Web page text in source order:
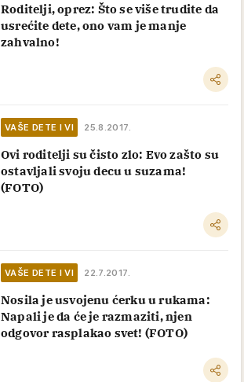
Roditelji, oprez: Što se više trudite da
usrećite dete, ono vam je manje
zahvalno!
VAŠE DETE I VI 25.8.2017.
Ovi roditelji su čisto zlo: Evo zašto su
ostavljali svoju decu u suzama!
(FOTO)
VAŠE DETE I VI 22.7.2017.
Nosila je usvojenu ćerku u rukama:
Napali je da će je razmaziti, njen
odgovor rasplakao svet! (FOTO)